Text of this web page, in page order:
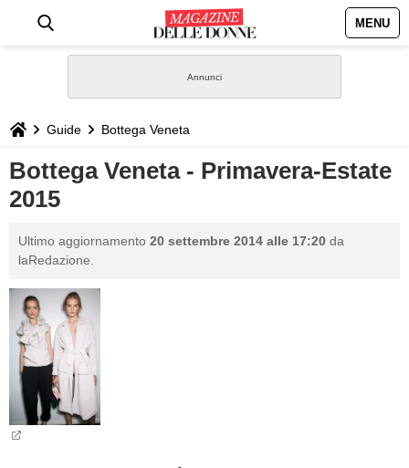
MENU
STILE
BIOGRAFIE
DEFINIZIONI
GASTRONOMIA
CAPELLI
SESSO
BAMBINO
Guide Bottega Veneta
Bottega Veneta - Primavera-Estate
2015
Ultimo aggiornamento 20 settembre 2014 alle 17:20 da
laRedazione.